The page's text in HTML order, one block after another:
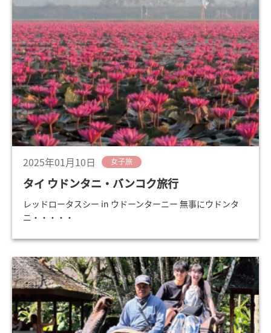
2025年01月10日 女子旅
タイ ウドンタニ・バンコク旅行
レッドロータスシー in ウドーンターニー 無事にウドンタ
ニ・・・・・